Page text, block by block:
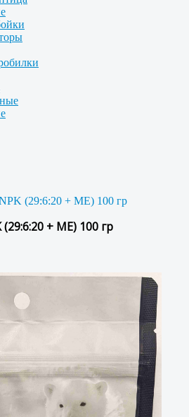
(29:6:20 + ME) 100 гр
+ ME) 100 гр